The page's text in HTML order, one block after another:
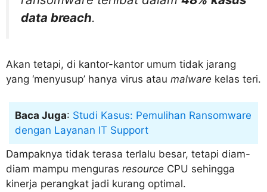
data breach.
Akan tetapi, di kantor-kantor umum tidak jarang
yang ‘menyusup’ hanya virus atau malware kelas teri.
Baca Juga: Studi Kasus: Pemulihan Ransomware
dengan Layanan IT Support
Dampaknya tidak terasa terlalu besar, tetapi diam-
diam mampu menguras resource CPU sehingga
kinerja perangkat jadi kurang optimal.